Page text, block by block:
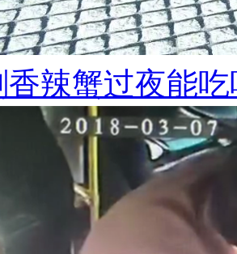
香辣蟹过夜能吃